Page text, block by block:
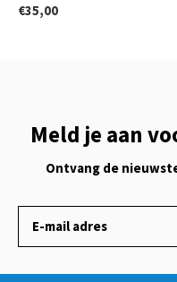
€35,00
Meld je aan
Ontvang de